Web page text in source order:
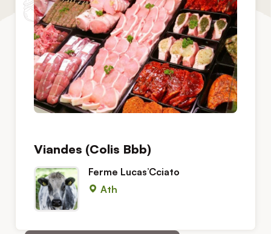
Viandes (Colis Bbb)
Ferme Lucas’Cciato
Ath